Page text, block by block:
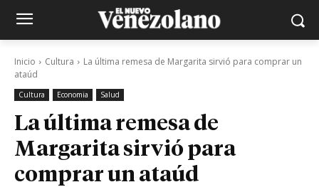
Inicio Cultura
La última remesa de Margarita sirvió para comprar un
ataúd
Cultura Economia Salud
La última remesa de
Margarita sirvió para
comprar un ataúd